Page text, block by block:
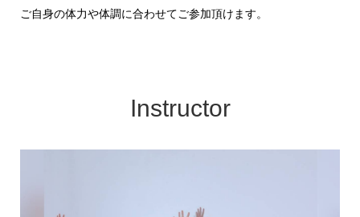
ご自身の体力や体調に合わせてご参加頂けます。
Instructor